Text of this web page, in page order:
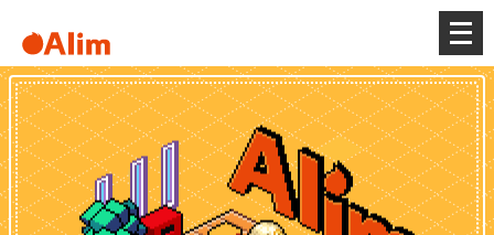
メ
ニ
ュ
ー
を
開
く